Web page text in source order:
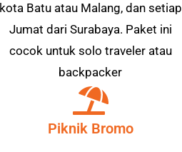
kota Batu atau Malang, dan setiap
Jumat dari Surabaya. Paket ini
cocok untuk solo traveler atau
backpacker
Piknik Bromo